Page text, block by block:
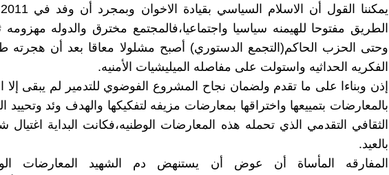
الطريق مفتوحا للهيمنه سياسيا واجتماعيا،فالمجتمع مخترق والدوله مهزومه
وحتى الحزب الحاكم(التجمع الدستوري) أصبح مشلولا معاقا بعد أن هجرته
الفكريه الحداثيه واستولت على مفاصله الميليشيات الأمنيه.
إذن وبناءا على ما تقدم ولضمان نجاح المشروع الفوضوي للتدمير لم يبقى إلا
بالمعارضات بتمييعها واختراقها بمعارضات مزيفه لتفكيكها والهدف وئد وتحييد
الثقافي التقدمي الذي تحمله هذه المعارضات الوطنيه،فكانت البداية
بالعيد.
المفارقه المأساة أن عوض أن يستنهض دم الشهيد المعارضات